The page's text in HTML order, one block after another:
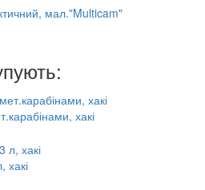
хакі
хакі